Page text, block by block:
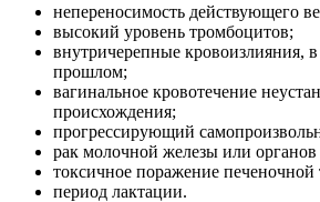
непереносимость действующего
высокий уровень тромбоцитов;
внутричерепные кровоизлияния,
прошлом;
вагинальное кровотечение
происхождения;
прогрессирующий
рак молочной железы или органов
токсичное поражение печеночной
период лактации.